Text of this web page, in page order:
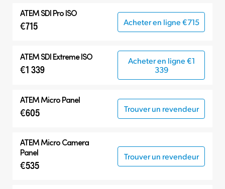
ATEM SDI Pro ISO
€715 Acheter en ligne €715
ATEM SDI Extreme ISO
€1 339
Acheter en ligne €1
339
ATEM Micro Panel
€605 Trouver un revendeur
ATEM Micro Camera
Panel
€535
Trouver un revendeur